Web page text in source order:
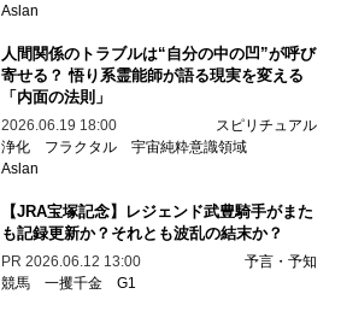
Aslan
人間関係のトラブルは“自分の中の凹”が呼び
寄せる？ 悟り系霊能師が語る現実を変える
「内面の法則」
2026.06.19 18:00
スピリチュアル
浄化
フラクタル 宇宙純粋意識領域
Aslan
【JRA宝塚記念】レジェンド武豊騎手がまた
も記録更新か？それとも波乱の結末か？
PR 2026.06.12 13:00
予言・予知
競馬 一攫千金 G1